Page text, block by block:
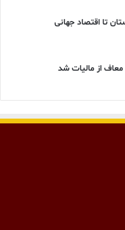
تا اقتصاد جهانی
از مالیات شد